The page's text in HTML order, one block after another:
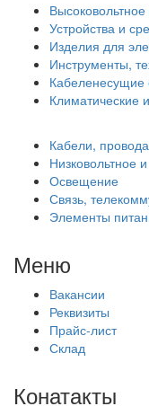
Устройства и
Изделия для
Инструменты,
Кабеленесущие
Климатические
Кабели,
Низковольтное
Освещение
Связь,
Элементы
Меню
Вакансии
Реквизиты
Прайс-лист
Склад
Конатакты